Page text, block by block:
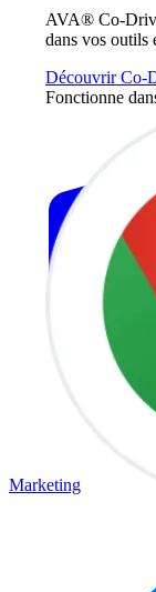
AVA® Co-
dans vos outils
Découvrir Co-
Fonctionne
Marketing